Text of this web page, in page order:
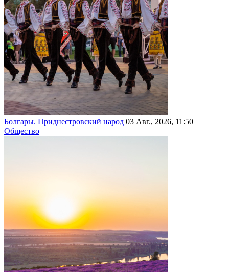
Болгары. Приднестровский народ 03 Авг., 2026, 11:50
Общество